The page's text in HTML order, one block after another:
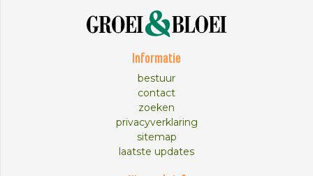
Informatie
bestuur
contact
zoeken
privacyverklaring
sitemap
laatste updates